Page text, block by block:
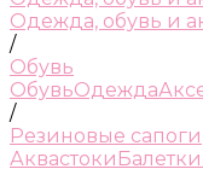
Одежда, обувь и
/
Обувь
ОбувьОдежда
/
Резиновые сапоги
Аквастоки Балетки